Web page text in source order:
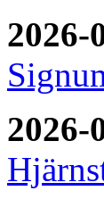
2026-
2026-